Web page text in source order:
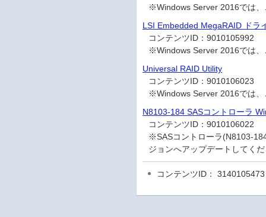
※Windows Server 2016では、
LSI Embedded MegaRAID ドラ
コンテンツID：9010105992
※Windows Server 2016では
Universal RAID Utility
コンテンツID：9010106023
※Windows Server 2016では
N8103-184 SASコントローラ
コンテンツID：9010106022
※SASコントローラ(N8103-
ジョンへアップデートしてく
コンテンツID： 3140105473